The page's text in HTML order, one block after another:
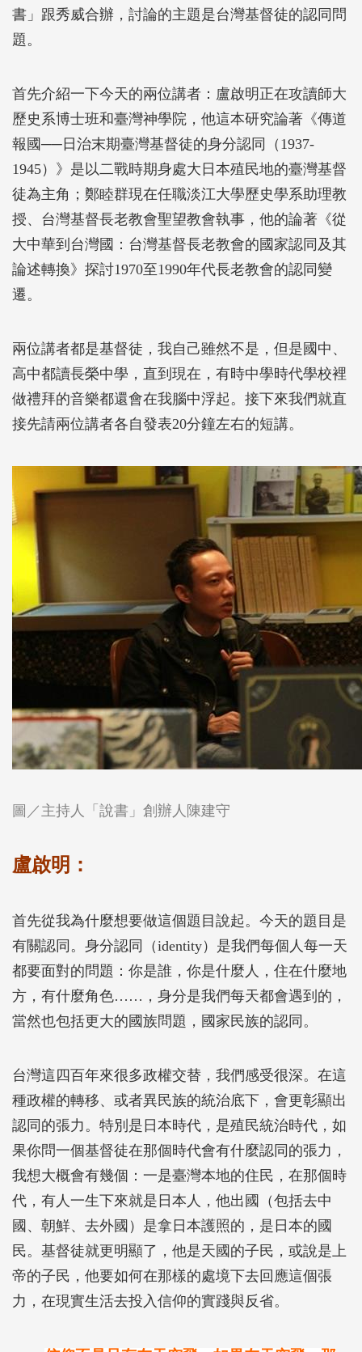
書」跟秀威合辦，討論的主題是台灣基督徒的認同問
題。
首先介紹一下今天的兩位講者：盧啟明正在攻讀師大
歷史系博士班和臺灣神學院，他這本研究論著《傳道
報國──日治末期臺灣基督徒的身分認同（1937-
1945）》是以二戰時期身處大日本殖民地的臺灣基督
徒為主角；鄭睦群現在任職淡江大學歷史學系助理教
授、台灣基督長老教會聖望教會執事，他的論著《從
大中華到台灣國：台灣基督長老教會的國家認同及其
論述轉換》探討1970至1990年代長老教會的認同變
遷。
兩位講者都是基督徒，我自己雖然不是，但是國中、
高中都讀長榮中學，直到現在，有時中學時代學校裡
做禮拜的音樂都還會在我腦中浮起。接下來我們就直
接先請兩位講者各自發表20分鐘左右的短講。
圖／主持人「說書」創辦人陳建守
盧啟明：
首先從我為什麼想要做這個題目說起。今天的題目是
有關認同。身分認同（identity）是我們每個人每一天
都要面對的問題：你是誰，你是什麼人，住在什麼地
方，有什麼角色……，身分是我們每天都會遇到的，
當然也包括更大的國族問題，國家民族的認同。
台灣這四百年來很多政權交替，我們感受很深。在這
種政權的轉移、或者異民族的統治底下，會更彰顯出
認同的張力。特別是日本時代，是殖民統治時代，如
果你問一個基督徒在那個時代會有什麼認同的張力，
我想大概會有幾個：一是臺灣本地的住民，在那個時
代，有人一生下來就是日本人，他出國（包括去中
國、朝鮮、去外國）是拿日本護照的，是日本的國
民。基督徒就更明顯了，他是天國的子民，或說是上
帝的子民，他要如何在那樣的處境下去回應這個張
力，在現實生活去投入信仰的實踐與反省。